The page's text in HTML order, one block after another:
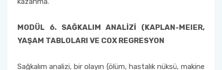
MODÜL 6. SAĞKALIM ANALİZİ (KAPLAN-MEIER,
YAŞAM TABLOLARI VE COX REGRESYON
Sağkalım analizi, bir olayın (ölüm, hastalık nüksü, makine